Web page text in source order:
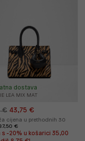
LEA MIX MAT
dostava
€ 43,75 €
cijena u prethodnih 30
€
s -20% u košarici 35,00